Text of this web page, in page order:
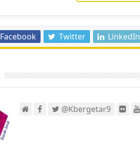
Facebook Twitter LinkedIn
@Kbergetar9